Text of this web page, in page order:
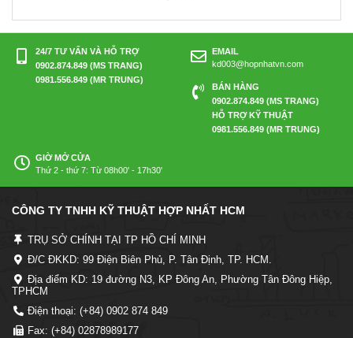
24/7 TƯ VẤN VÀ HỖ TRỢ
0902.874.849 (MS TRANG)
0981.556.849 (MR TRUNG)
EMAIL
kd003@hopnhatvn.com
BÁN HÀNG
0902.874.849 (MS TRANG)
HỖ TRỢ KỸ THUẬT
0981.556.849 (MR TRUNG)
GIỜ MỞ CỬA
Thứ 2 - thứ 7: Từ 08h00' - 17h30'
CÔNG TY TNHH KỸ THUẬT HỢP NHẤT HCM
TRỤ SỞ CHÍNH TẠI TP HỒ CHÍ MINH
Đ/C ĐKKD: 99 Điện Biên Phủ, P. Tân Định, TP. HCM.
Địa điểm KD: 19 đường N3, KP Đông An, Phường Tân Đông Hiệp,
TPHCM
Điện thoại: (+84) 0902 874 849
Fax: (+84) 02878989177